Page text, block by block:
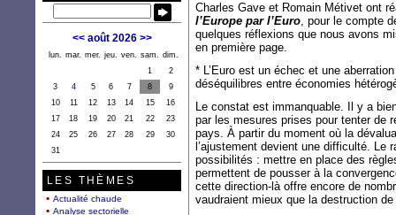
Charles Gave et Romain Métivet ont
l’Europe par l’Euro, pour le compte
quelques réflexions que nous avons
en première page.
* L’Euro est un échec et une
déséquilibres entre économies
Le constat est immanquable. Il y a
par les mesures prises pour tenter de
pays. À partir du moment où la
l’ajustement devient une difficulté. Le
possibilités : mettre en place des
permettent de pousser à la
cette direction-là offre encore de
vaudraient mieux que la destruction
<< août 2026 >>
lun. mar. mer. jeu. ven. sam.
dim.
1
2
3
4 5 6 7 8
9
10
11 12 13 14 15
16
17
18 19 20 21 22
23
24
25 26 27 28 29
30
31
LES THÈMES
Actualité chaude
Analyse sectorielle